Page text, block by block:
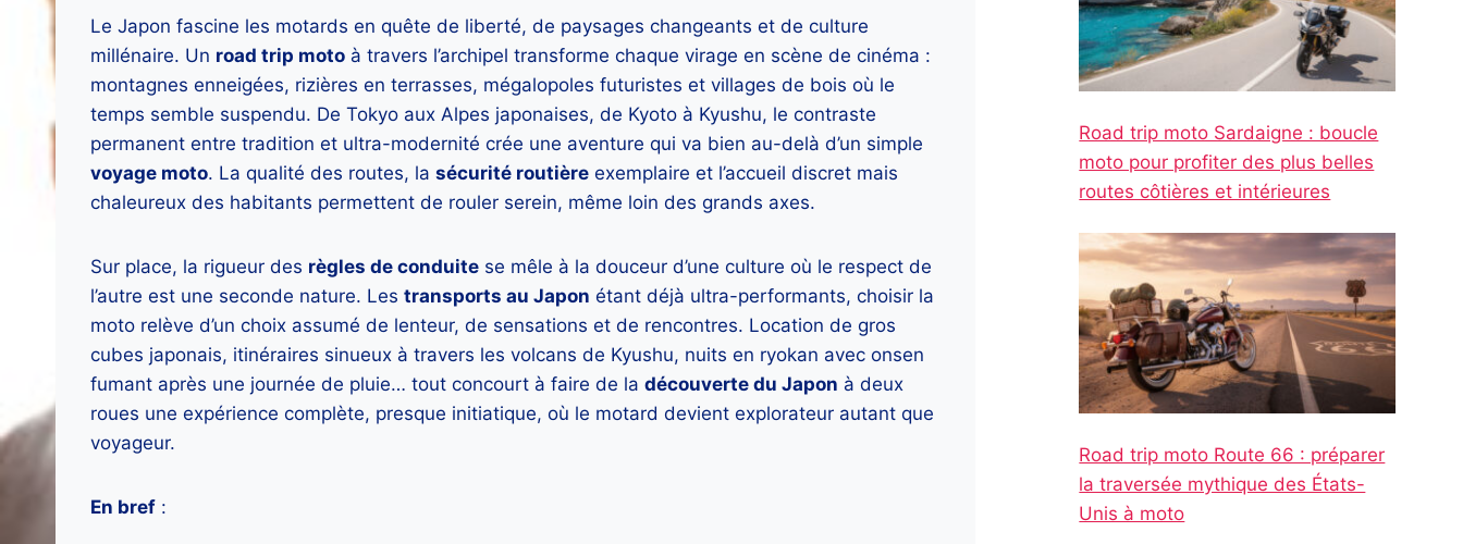
Le Japon fascine les motards en quête de liberté, de paysages changeants et de culture
millénaire. Un road trip moto à travers l’archipel transforme chaque virage en scène de cinéma :
montagnes enneigées, rizières en terrasses, mégalopoles futuristes et villages de bois où le
temps semble suspendu. De Tokyo aux Alpes japonaises, de Kyoto à Kyushu, le contraste
permanent entre tradition et ultra-modernité crée une aventure qui va bien au-delà d’un simple
voyage moto. La qualité des routes, la sécurité routière exemplaire et l’accueil discret mais
chaleureux des habitants permettent de rouler serein, même loin des grands axes.
Sur place, la rigueur des règles de conduite se mêle à la douceur d’une culture où le respect de
l’autre est une seconde nature. Les transports au Japon étant déjà ultra-performants, choisir la
moto relève d’un choix assumé de lenteur, de sensations et de rencontres. Location de gros
cubes japonais, itinéraires sinueux à travers les volcans de Kyushu, nuits en ryokan avec onsen
fumant après une journée de pluie… tout concourt à faire de la découverte du Japon à deux
roues une expérience complète, presque initiatique, où le motard devient explorateur autant que
voyageur.
En bref :
Road trip moto Sardaigne : boucle
moto pour profiter des plus belles
routes côtières et intérieures
Road trip moto Route 66 : préparer
la traversée mythique des États-
Unis à moto